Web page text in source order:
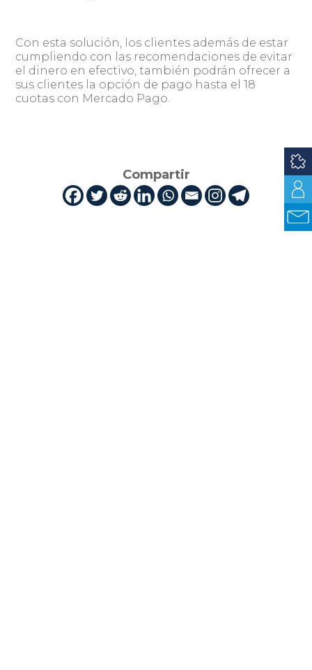
Con esta solución, los clientes además de estar
cumpliendo con las recomendaciones de evitar
el dinero en efectivo, también podrán ofrecer a
sus clientes la opción de pago hasta el 18
cuotas con Mercado Pago.
Compartir